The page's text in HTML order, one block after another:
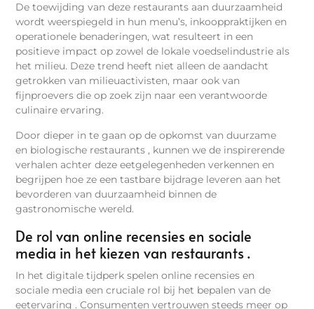
De toewijding van deze restaurants aan duurzaamheid
wordt weerspiegeld in hun menu’s, inkooppraktijken en
operationele benaderingen, wat resulteert in een
positieve impact op zowel de lokale voedselindustrie als
het milieu. Deze trend heeft niet alleen de aandacht
getrokken van milieuactivisten, maar ook van
fijnproevers die op zoek zijn naar een verantwoorde
culinaire ervaring.
Door dieper in te gaan op de opkomst van duurzame
en biologische restaurants , kunnen we de inspirerende
verhalen achter deze eetgelegenheden verkennen en
begrijpen hoe ze een tastbare bijdrage leveren aan het
bevorderen van duurzaamheid binnen de
gastronomische wereld.
De rol van online recensies en sociale
media in het kiezen van restaurants .
In het digitale tijdperk spelen online recensies en
sociale media een cruciale rol bij het bepalen van de
eetervaring . Consumenten vertrouwen steeds meer op